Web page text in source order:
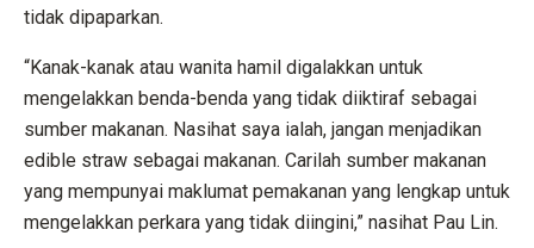
tidak dipaparkan.
“Kanak-kanak atau wanita hamil digalakkan untuk
mengelakkan benda-benda yang tidak diiktiraf sebagai
sumber makanan. Nasihat saya ialah, jangan menjadikan
edible straw sebagai makanan. Carilah sumber makanan
yang mempunyai maklumat pemakanan yang lengkap untuk
mengelakkan perkara yang tidak diingini,” nasihat Pau Lin.